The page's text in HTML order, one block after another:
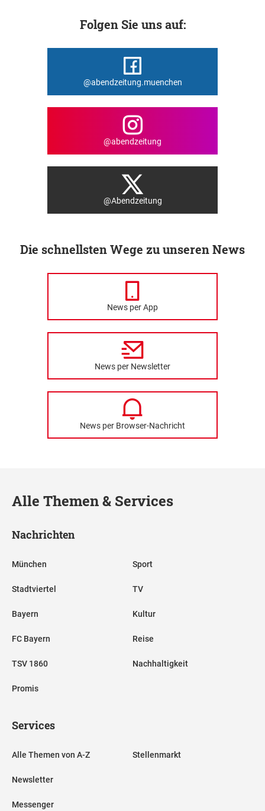
Folgen Sie uns auf:
@abendzeitung.muenchen
@abendzeitung
@Abendzeitung
Die schnellsten Wege zu unseren News
News per App
News per Newsletter
News per Browser-Nachricht
Alle Themen & Services
Nachrichten
München
Stadtviertel
Bayern
FC Bayern
TSV 1860
Promis
Sport
TV
Kultur
Reise
Nachhaltigkeit
Services
Alle Themen von A-Z
Newsletter
Messenger
Stellenmarkt